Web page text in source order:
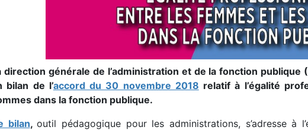
direction générale de l’administration et de la fonction
bilan de l’accord du 30 novembre 2018 relatif à l’égalité
dans la fonction publique.
bilan,outil pédagogique pour les administrations, s’adresse à